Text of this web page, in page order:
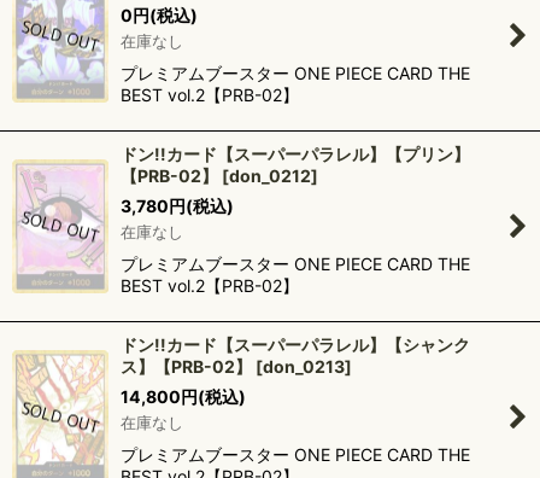
0円(税込)
在庫なし
プレミアムブースター ONE PIECE CARD THE
BEST vol.2【PRB-02】
ドン!!カード【スーパーパラレル】【プリン】
【PRB-02】
[don_0212]
3,780円(税込)
在庫なし
プレミアムブースター ONE PIECE CARD THE
BEST vol.2【PRB-02】
ドン!!カード【スーパーパラレル】【シャンク
ス】【PRB-02】
[don_0213]
14,800円(税込)
在庫なし
プレミアムブースター ONE PIECE CARD THE